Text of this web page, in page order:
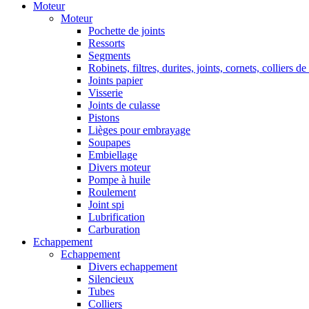
Moteur
Moteur
Pochette de joints
Ressorts
Segments
Robinets, filtres, durites, joints, cornets, colliers de
Joints papier
Visserie
Joints de culasse
Pistons
Lièges pour embrayage
Soupapes
Embiellage
Divers moteur
Pompe à huile
Roulement
Joint spi
Lubrification
Carburation
Echappement
Echappement
Divers echappement
Silencieux
Tubes
Colliers